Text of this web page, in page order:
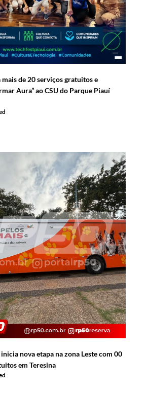
mais de 20 serviços gratuitos e
Aura” ao CSU do Parque Piauí
nova etapa na zona Leste com 00
em Teresina